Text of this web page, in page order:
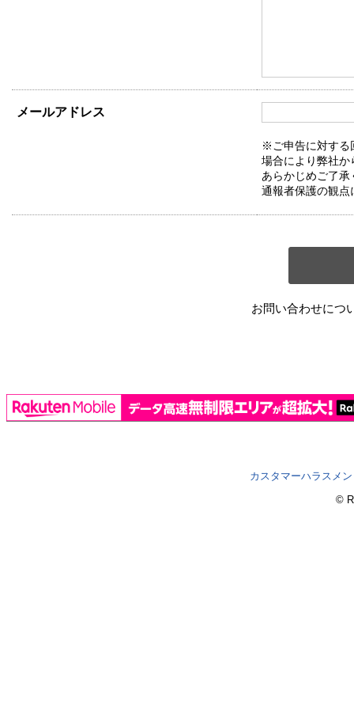
メールアドレス
※ご申告に対する
場合により弊社か
あらかじめご了承
通報者保護の観点
お問い合わせにつ
カスタマーハラスメ
©